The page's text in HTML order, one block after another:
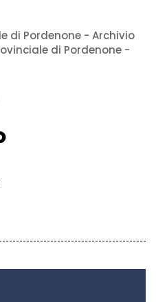
di Pordenone - Archivio
di Pordenone -